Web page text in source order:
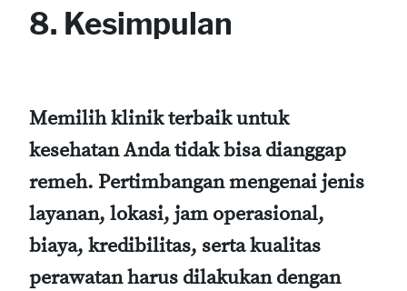
8. Kesimpulan
Memilih klinik terbaik untuk
kesehatan Anda tidak bisa dianggap
remeh. Pertimbangan mengenai jenis
layanan, lokasi, jam operasional,
biaya, kredibilitas, serta kualitas
perawatan harus dilakukan dengan